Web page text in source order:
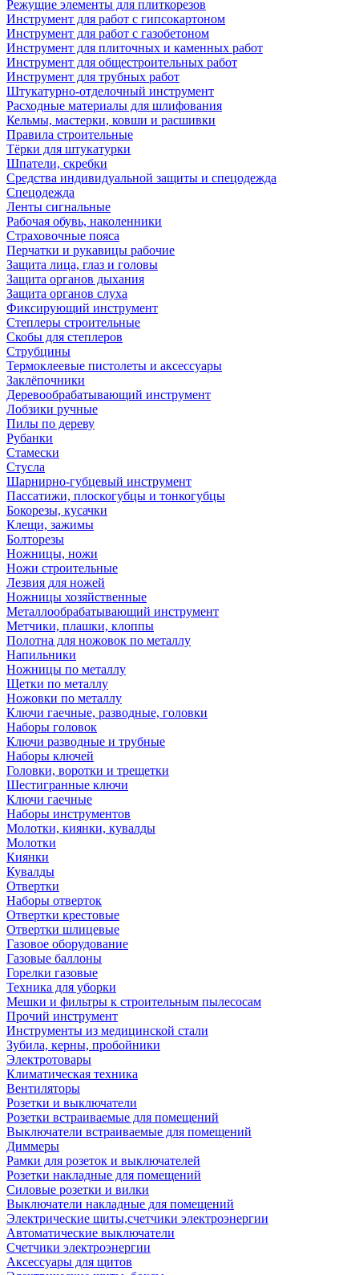
Режущие элементы для плиткорезов
Инструмент для работ с гипсокартоном
Инструмент для работ с газобетоном
Инструмент для плиточных и каменных работ
Инструмент для общестроительных работ
Инструмент для трубных работ
Штукатурно-отделочный инструмент
Расходные материалы для шлифования
Кельмы, мастерки, ковши и расшивки
Правила строительные
Тёрки для штукатурки
Шпатели, скребки
Средства индивидуальной защиты и спецодежда
Спецодежда
Ленты сигнальные
Рабочая обувь, наколенники
Страховочные пояса
Перчатки и рукавицы рабочие
Защита лица, глаз и головы
Защита органов дыхания
Защита органов слуха
Фиксирующий инструмент
Степлеры строительные
Скобы для степлеров
Струбцины
Термоклеевые пистолеты и аксессуары
Заклёпочники
Деревообрабатывающий инструмент
Лобзики ручные
Пилы по дереву
Рубанки
Стамески
Стусла
Шарнирно-губцевый инструмент
Пассатижи, плоскогубцы и тонкогубцы
Бокорезы, кусачки
Клещи, зажимы
Болторезы
Ножницы, ножи
Ножи строительные
Лезвия для ножей
Ножницы хозяйственные
Металлообрабатывающий инструмент
Метчики, плашки, клоппы
Полотна для ножовок по металлу
Напильники
Ножницы по металлу
Щетки по металлу
Ножовки по металлу
Ключи гаечные, разводные, головки
Наборы головок
Ключи разводные и трубные
Наборы ключей
Головки, воротки и трещетки
Шестигранные ключи
Ключи гаечные
Наборы инструментов
Молотки, киянки, кувалды
Молотки
Киянки
Кувалды
Отвертки
Наборы отверток
Отвертки крестовые
Отвертки шлицевые
Газовое оборудование
Газовые баллоны
Горелки газовые
Техника для уборки
Мешки и фильтры к строительным пылесосам
Прочий инструмент
Инструменты из медицинской стали
Зубила, керны, пробойники
Электротовары
Климатическая техника
Вентиляторы
Розетки и выключатели
Розетки встраиваемые для помещений
Выключатели встраиваемые для помещений
Диммеры
Рамки для розеток и выключателей
Розетки накладные для помещений
Силовые розетки и вилки
Выключатели накладные для помещений
Электрические щиты,счетчики электроэнергии
Автоматические выключатели
Счетчики электроэнергии
Аксессуары для щитов